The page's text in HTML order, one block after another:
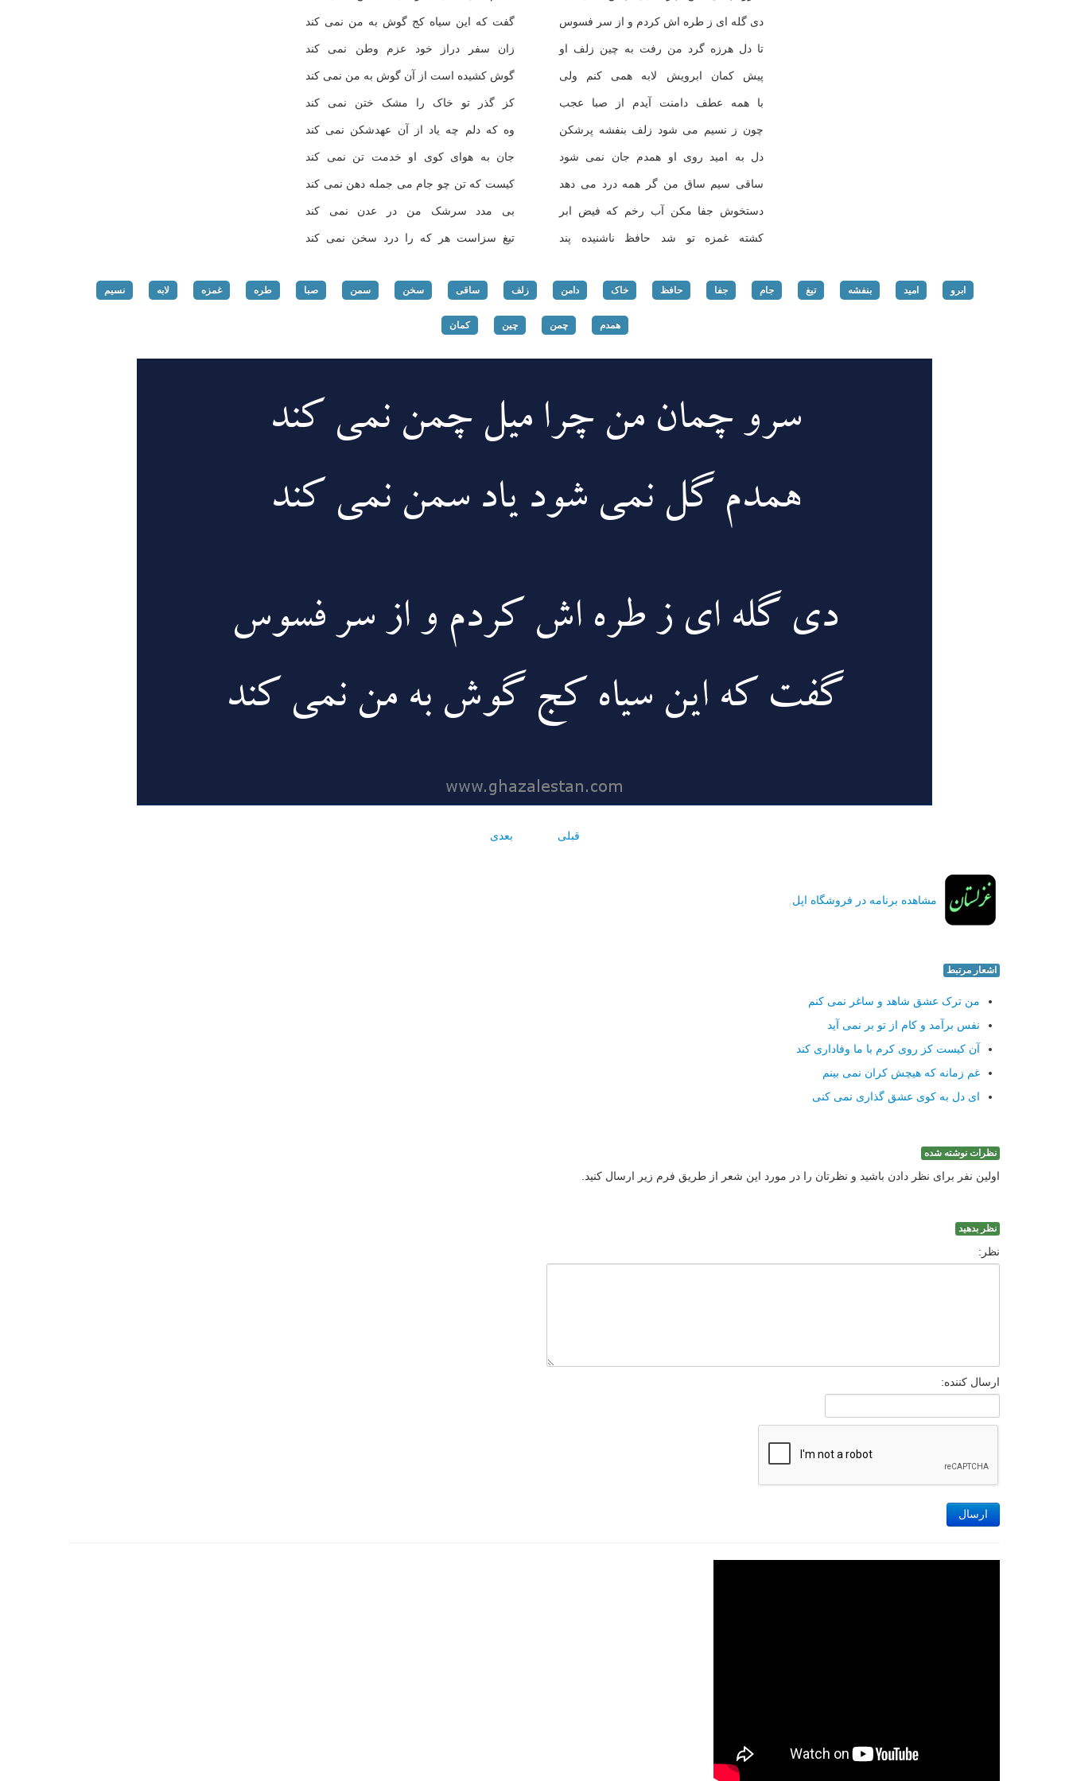
دی گله ای ز طره اش کردم و از سر فسوس گفت که این سیاه کج گوش به من نمی کند
تا دل هرزه گرد من رفت به چین زلف او زان سفر دراز خود عزم وطن نمی کند
پیش کمان ابرویش لابه همی کنم ولی گوش کشیده است از آن گوش به من نمی کند
با همه عطف دامنت آیدم از صبا عجب کز گذر تو خاک را مشک ختن نمی کند
چون ز نسیم می شود زلف بنفشه پرشکن وه که دلم چه یاد از آن عهدشکن نمی کند
دل به امید روی او همدم جان نمی شود جان به هوای کوی او خدمت تن نمی کند
ساقی سیم ساق من گر همه درد می دهد کیست که تن چو جام می جمله دهن نمی کند
دستخوش جفا مکن آب رخم که فیض ابر بی مدد سرشک من در عدن نمی کند
کشته غمزه تو شد حافظ ناشنیده پند تیغ سزاست هر که را درد سخن نمی کند
ابرو امید بنفشه تیغ جام جفا حافظ خاک دامن زلف ساقی سخن سمن صبا طره غمزه لابه نسیم
همدم چمن چین کمان
قبلی بعدی
مشاهده برنامه در فروشگاه اپل
اشعار مرتبط
من ترک عشق شاهد و ساغر نمی کنم
نفس برآمد و کام از تو بر نمی آید
آن کیست کز روی کرم با ما وفاداری کند
غم زمانه که هیچش کران نمی بینم
ای دل به کوی عشق گذاری نمی کنی
نظرات نوشته شده
اولین نفر برای نظر دادن باشید و نظرتان را در مورد این شعر از طریق فرم زیر ارسال کنید.
نظر بدهید
نظر:
ارسال کننده:
ارسال